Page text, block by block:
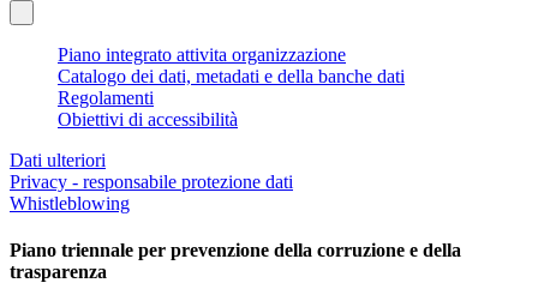
Piano integrato attivita organizzazione
Catalogo dei dati, metadati e della banche dati
Regolamenti
Obiettivi di accessibilità
Dati ulteriori
Privacy - responsabile protezione dati
Whistleblowing
Piano triennale per prevenzione della corruzione e della
trasparenza